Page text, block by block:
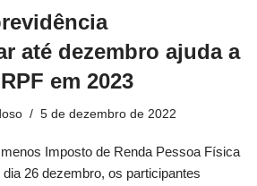
até dezembro ajuda a
em 2023
5 de dezembro de 2022
Imposto de Renda Pessoa Física
26 dezembro, os participantes